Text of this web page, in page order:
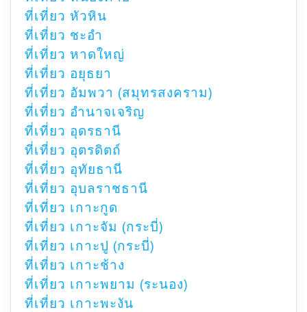
ที่เที่ยว หัวหิน
ที่เที่ยว ชะอำ
ที่เที่ยว หาดใหญ่
ที่เที่ยว อยุธยา
ที่เที่ยว อัมพวา (สมุทรสงคราม)
ที่เที่ยว อำนาจเจริญ
ที่เที่ยว อุดรธานี
ที่เที่ยว อุตรดิตถ์
ที่เที่ยว อุทัยธานี
ที่เที่ยว อุบลราชธานี
ที่เที่ยว เกาะกูด
ที่เที่ยว เกาะจัม (กระบี่)
ที่เที่ยว เกาะปู (กระบี่)
ที่เที่ยว เกาะช้าง
ที่เที่ยว เกาะพยาม (ระนอง)
ที่เที่ยว เกาะพะงัน